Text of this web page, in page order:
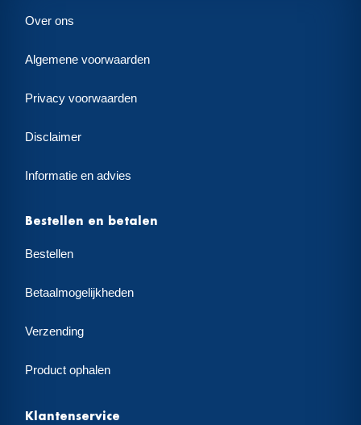
Over ons
Algemene voorwaarden
Privacy voorwaarden
Disclaimer
Informatie en advies
Bestellen en betalen
Bestellen
Betaalmogelijkheden
Verzending
Product ophalen
Klantenservice